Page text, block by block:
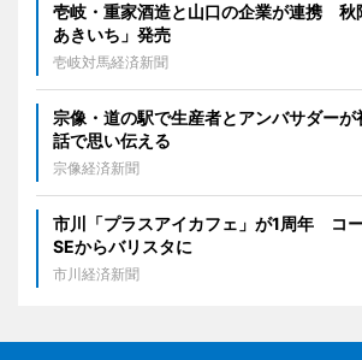
壱岐・重家酒造と山口の企業が連携 秋
あきいち」発売
壱岐対馬経済新聞
宗像・道の駅で生産者とアンバサダー
話で思い伝える
宗像経済新聞
市川「プラスアイカフェ」が1周年 コ
SEからバリスタに
市川経済新聞